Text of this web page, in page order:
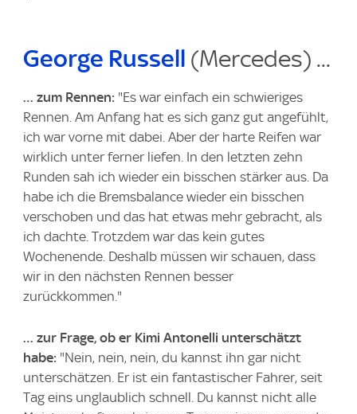
George Russell (Mercedes) ...
… zum Rennen: "Es war einfach ein schwieriges
Rennen. Am Anfang hat es sich ganz gut angefühlt,
ich war vorne mit dabei. Aber der harte Reifen war
wirklich unter ferner liefen. In den letzten zehn
Runden sah ich wieder ein bisschen stärker aus. Da
habe ich die Bremsbalance wieder ein bisschen
verschoben und das hat etwas mehr gebracht, als
ich dachte. Trotzdem war das kein gutes
Wochenende. Deshalb müssen wir schauen, dass
wir in den nächsten Rennen besser
zurückkommen."
… zur Frage, ob er Kimi Antonelli unterschätzt
habe: "Nein, nein, nein, du kannst ihn gar nicht
unterschätzen. Er ist ein fantastischer Fahrer, seit
Tag eins unglaublich schnell. Du kannst nicht alle